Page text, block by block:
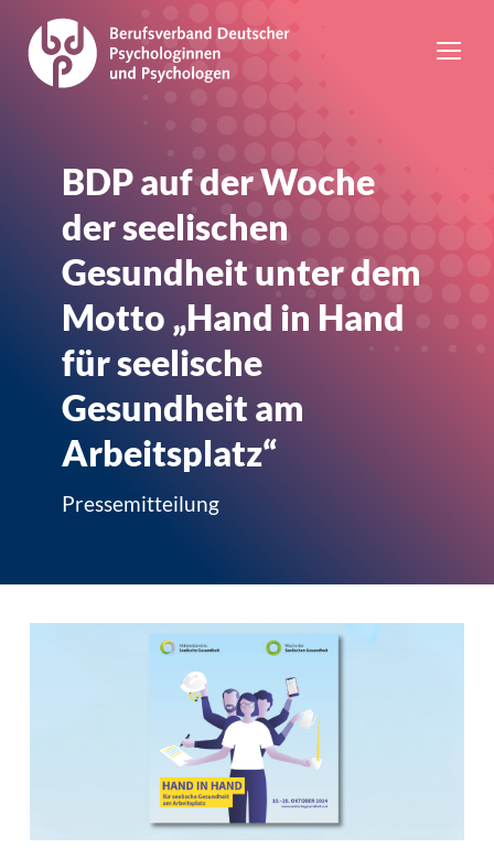
BDP auf der Woche
der seelischen
Gesundheit unter dem
Motto „Hand in Hand
für seelische
Gesundheit am
Arbeitsplatz“
Pressemitteilung